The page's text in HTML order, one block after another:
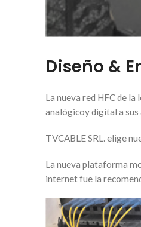
Diseño &
La nueva red HFC de
analógicoy digital a sus
TVCABLE SRL. elige
La nueva plataforma
internet fue la